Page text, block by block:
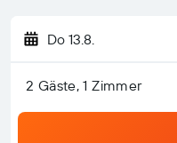
Do 13.8.
2 Gäste, 1 Zimmer